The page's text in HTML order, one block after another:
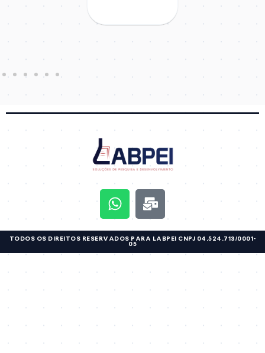
TODOS OS DIREITOS RESERVADOS PARA LABPEI CNPJ 04.524.713/0001-
05